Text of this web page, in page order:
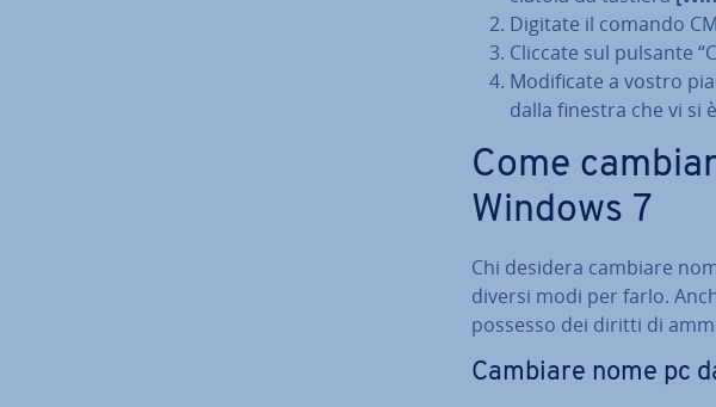
Digitate il comando
Cliccate sul pulsante
Mo­di­fi­ca­te a vostro
dalla finestra che vi si
Come
Windows 7
Chi desidera cambiare
diversi modi per farlo.
possesso dei diritti di
Cambiare nome pc